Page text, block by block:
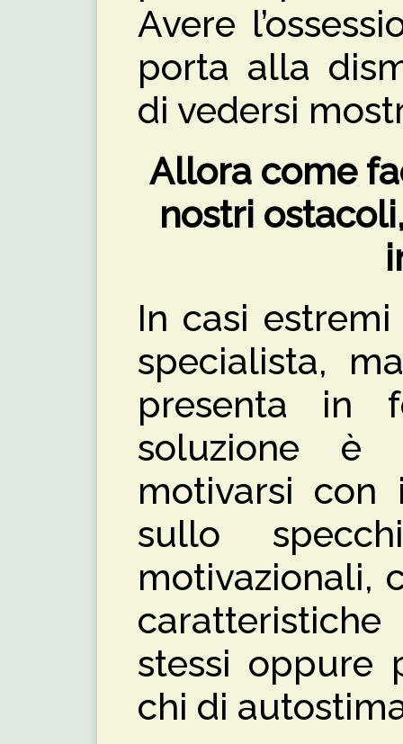
Avere
porta alla
di vedersi
Allora come
nostri
In casi
specialista,
presenta in
soluzione è
motivarsi con
sullo
motivazionali,
stessi oppure
chi di